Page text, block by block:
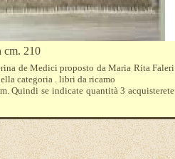
cm. 210
de Medici proposto da Maria Rita Faleri
categoria . libri da ricamo
Quindi se indicate quantità 3 acquisterete